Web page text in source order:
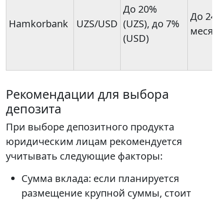
Hamkorbank UZS/USD
До 20%
(UZS), до 7%
(USD)
До 24
Рекомендации для выбора
депозита
При выборе депозитного продукта
юридическим лицам рекомендуется
учитывать следующие факторы:
Сумма вклада: если планируется
размещение крупной суммы, стоит